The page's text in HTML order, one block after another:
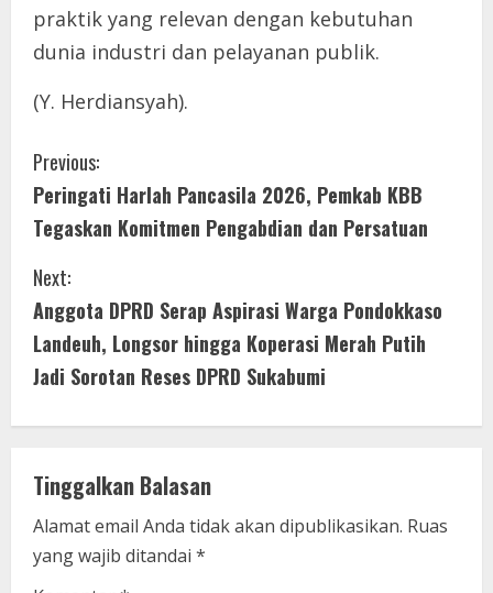
praktik yang relevan dengan kebutuhan
dunia industri dan pelayanan publik.
(Y. Herdiansyah).
C
o
n
t
i
n
u
e
R
e
Previous:
Peringati Harlah Pancasila 2026, Pemkab KBB
Tegaskan Komitmen Pengabdian dan Persatuan
Next:
Anggota DPRD Serap Aspirasi Warga Pondokkaso
Landeuh, Longsor hingga Koperasi Merah Putih
Jadi Sorotan Reses DPRD Sukabumi
Tinggalkan Balasan
Alamat email Anda tidak akan dipublikasikan. Ruas
yang wajib ditandai *